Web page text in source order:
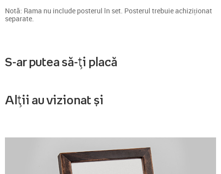
Notă: Rama nu include posterul în set. Posterul trebuie achiziționat
separate.
S-ar putea să-ți placă
Alții au vizionat și